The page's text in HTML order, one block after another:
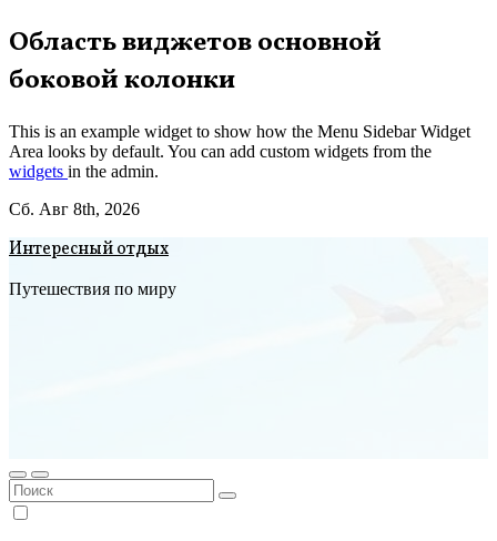
Перейти
к
содержимому
Область виджетов основной
боковой колонки
This is an example widget to show how the Menu Sidebar Widget
Area looks by default. You can add custom widgets from the
widgets in the admin.
Сб. Авг 8th, 2026
Интересный отдых
Путешествия по миру